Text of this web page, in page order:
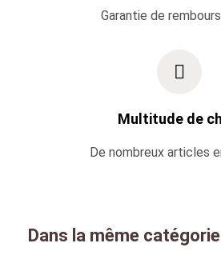
Garantie de
Multitude de
De nombreux articles
Dans la même catégorie